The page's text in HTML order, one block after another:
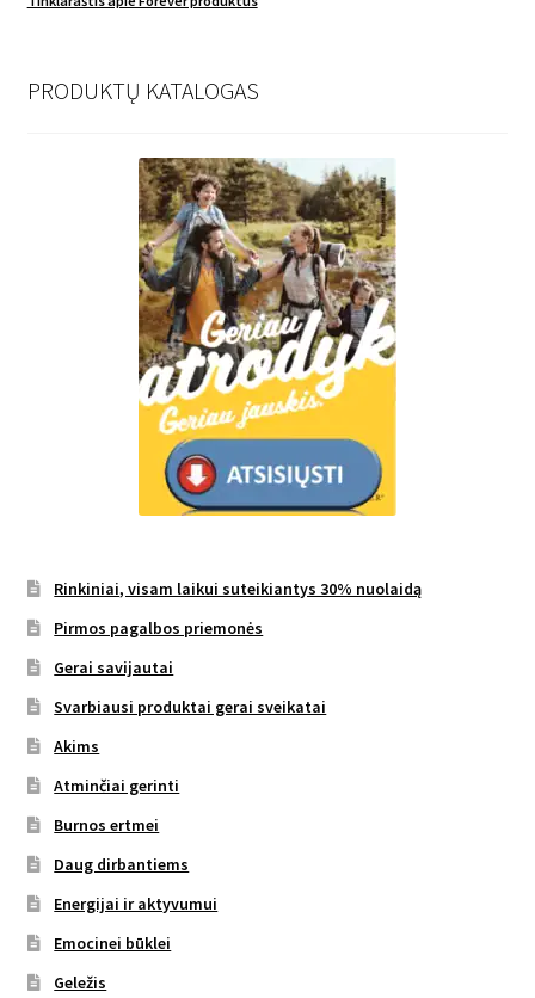
PRODUKTŲ KATALOGAS
Rinkiniai, visam laikui suteikiantys 30% nuolaidą
Pirmos pagalbos priemonės
Gerai savijautai
Svarbiausi produktai gerai sveikatai
Akims
Atminčiai gerinti
Burnos ertmei
Daug dirbantiems
Energijai ir aktyvumui
Emocinei būklei
Geležis